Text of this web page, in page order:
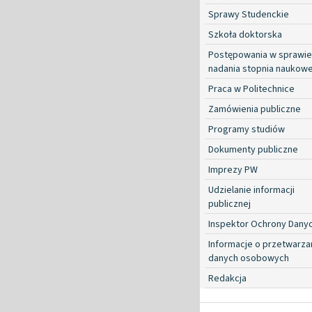
Sprawy Studenckie
Szkoła doktorska
Postępowania w sprawie
nadania stopnia
Praca w Politechnice
Zamówienia publiczne
Programy studiów
Dokumenty publiczne
Imprezy PW
Udzielanie informacji
publicznej
Inspektor Ochrony
Informacje o
danych osobowych
Redakcja